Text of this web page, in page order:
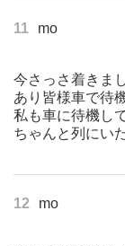
11 mo
今さっさ着きま
あり皆様車で待
私も車に待機し
ちゃんと列にい
12 mo